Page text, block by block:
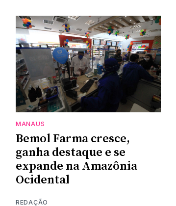
MANAUS
Bemol Farma cresce,
ganha destaque e se
expande na Amazônia
Ocidental
REDAÇÃO